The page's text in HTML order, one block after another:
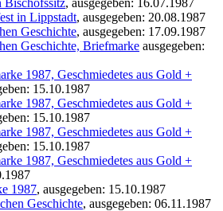
in Lippstadt, ausgegeben: 20.08.1987
Geschichte, ausgegeben: 17.09.1987
Geschichte, Briefmarke ausgegeben:
1987, Geschmiedetes aus Gold +
15.10.1987
1987, Geschmiedetes aus Gold +
15.10.1987
1987, Geschmiedetes aus Gold +
15.10.1987
1987, Geschmiedetes aus Gold +
1987, ausgegeben: 15.10.1987
Geschichte, ausgegeben: 06.11.1987